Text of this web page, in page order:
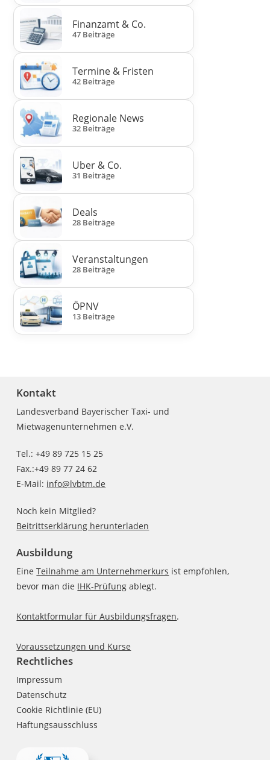
Finanzamt & Co.
47 Beiträge
Termine & Fristen
42 Beiträge
Regionale News
32 Beiträge
Uber & Co.
31 Beiträge
Deals
28 Beiträge
Veranstaltungen
28 Beiträge
ÖPNV
13 Beiträge
Kontakt
Landesverband Bayerischer Taxi- und
Mietwagenunternehmen e.V.
Tel.: +49 89 725 15 25
Fax.:+49 89 77 24 62
E-Mail: info@lvbtm.de
Noch kein Mitglied?
Beitrittserklärung herunterladen
Ausbildung
EineTeilnahme am Unternehmerkurs ist empfohlen,
bevor man die IHK-Prüfung ablegt.
Kontaktformular für Ausbildungsfragen.
Voraussetzungen und Kurse
Rechtliches
Impressum
Datenschutz
Cookie Richtlinie (EU)
Haftungsausschluss